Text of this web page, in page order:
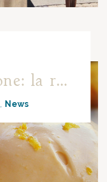
La delizia al limone: la raffinatezza fatta dolce
News